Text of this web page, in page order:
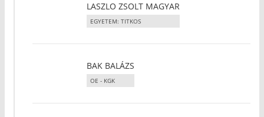
LASZLO ZSOLT MAGYAR
EGYETEM: TITKOS
BAK BALÁZS
OE - KGK